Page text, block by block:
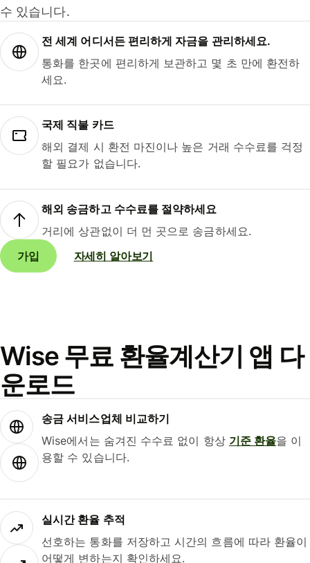
수 있습니다.
전 세계 어디서든 편리하게 자금을 관리하세요.
통화를 한곳에 편리하게 보관하고 몇 초 만에 환전하
세요.
국제 직불 카드
해외 결제 시 환전 마진이나 높은 거래 수수료를 걱정
할 필요가 없습니다.
해외 송금하고 수수료를 절약하세요
거리에 상관없이 더 먼 곳으로 송금하세요.
가입
자세히 알아보기
Wise 무료 환율계산기 앱 다
운로드
송금 서비스업체 비교하기
Wise에서는 숨겨진 수수료 없이 항상 기준 환율을 이
용할 수 있습니다.
실시간 환율 추적
선호하는 통화를 저장하고 시간의 흐름에 따라 환율이
어떻게 변하는지 확인하세요.